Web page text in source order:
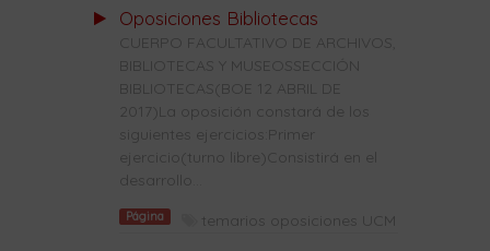
Oposiciones Bibliotecas
CUERPO FACULTATIVO DE ARCHIVOS,
BIBLIOTECAS Y MUSEOSSECCIÓN
BIBLIOTECAS(BOE 12 ABRIL DE
2017)La oposición constará de los
siguientes ejercicios:Primer
ejercicio(turno libre)Consistirá en el
desarrollo...
Página temarios oposiciones UCM